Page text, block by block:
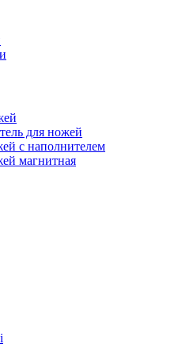
для ножей
с наполнителем
магнитная